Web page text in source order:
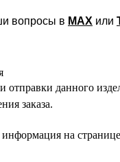
вопросы в MAX или
отправки данного
заказа.
информация на странице